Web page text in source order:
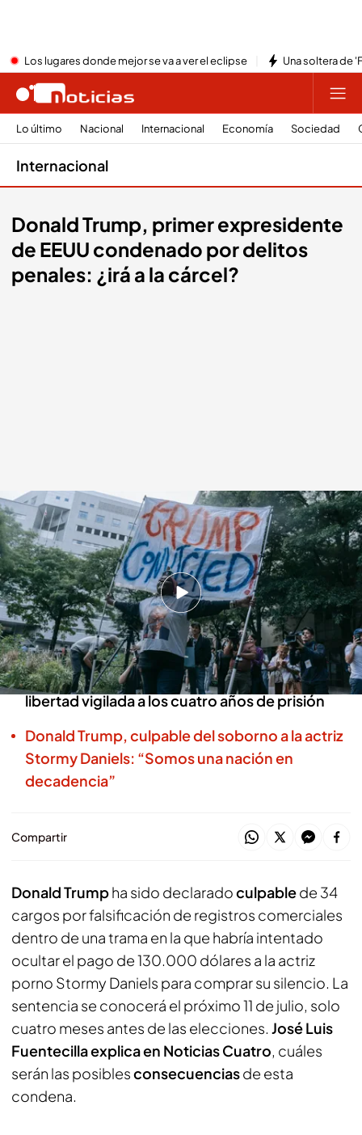
Los lugares donde mejor se va a ver el eclipse Una soltera de
Lo último Nacional Internacional Economía Sociedad
Internacional
Donald Trump, primer expresidente
de EEUU condenado por delitos
penales: ¿irá a la cárcel?
Las posibles consecuencias de la condena a Donald Trump
Redacción digital Noticias Cuatro Europa Press
31 MAY 2024 - 14:57h.
Donald Trump declarado culpable por un
jurado popular por los pagos a la actriz porno
Stormy Daniels
La condena de Donald Trump podría ir desde la
libertad vigilada a los cuatro años de prisión
Donald Trump, culpable del soborno a la actriz
Stormy Daniels: “Somos una nación en
decadencia”
Compartir
Donald Trumpha sido declaradoculpablede 34
cargos por falsificación de registros comerciales
dentro de una trama en la que habría intentado
ocultar el pago de 130.000 dólares a la actriz
porno Stormy Daniels para comprar su silencio. La
sentencia se conocerá el próximo 11 de julio, solo
cuatro meses antes de las elecciones. José Luis
Fuentecilla explica en Noticias Cuatro, cuáles
serán las posiblesconsecuenciasde esta
condena.